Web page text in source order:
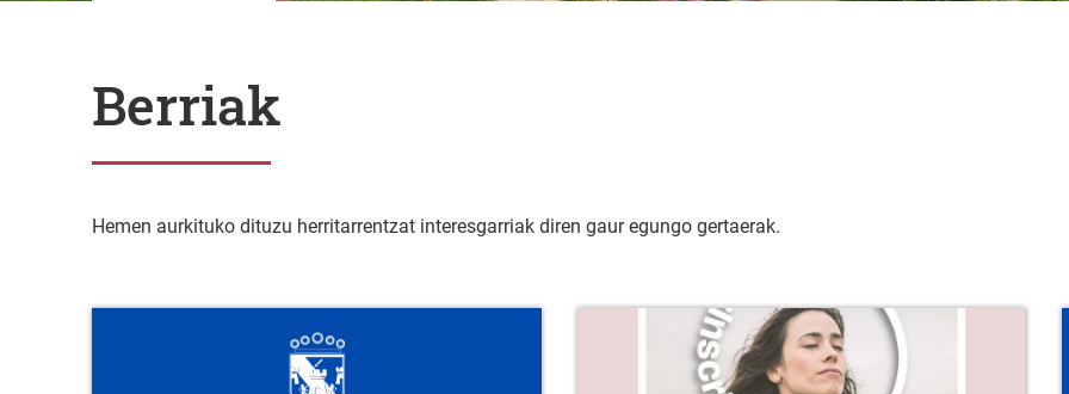
Berriak
Hemen aurkituko dituzu herritarrentzat interesgarriak diren gaur egungo gertaerak.